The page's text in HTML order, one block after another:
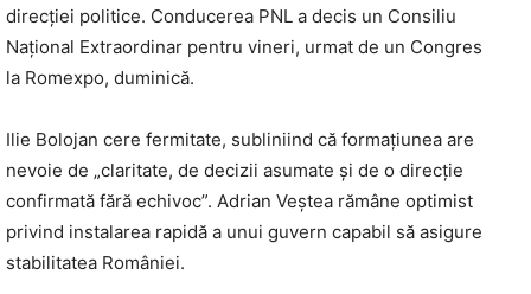
direcției politice. Conducerea PNL a decis un Consiliu
Național Extraordinar pentru vineri, urmat de un Congres
la Romexpo, duminică.
Ilie Bolojan cere fermitate, subliniind că formațiunea are
nevoie de „claritate, de decizii asumate și de o direcție
confirmată fără echivoc”. Adrian Veștea rămâne optimist
privind instalarea rapidă a unui guvern capabil să asigure
stabilitatea României.